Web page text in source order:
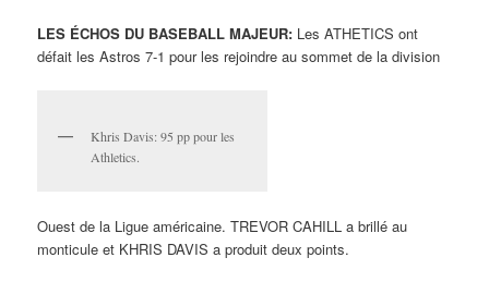
LES ÉCHOS DU BASEBALL MAJEUR: Les ATHETICS ont
défait les Astros 7-1 pour les rejoindre au sommet de la division
Khris Davis: 95 pp pour les
Athletics.
Ouest de la Ligue américaine. TREVOR CAHILL a brillé au
monticule et KHRIS DAVIS a produit deux points.